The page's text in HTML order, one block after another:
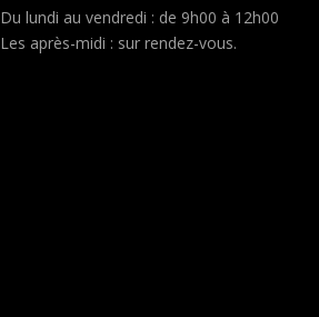
Du lundi au vendredi : de 9h00 à 12h00
Les après-midi : sur rendez-vous.